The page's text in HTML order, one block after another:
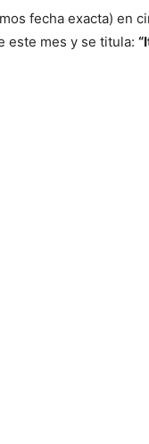
fecha exacta) en
este mes y se titula: